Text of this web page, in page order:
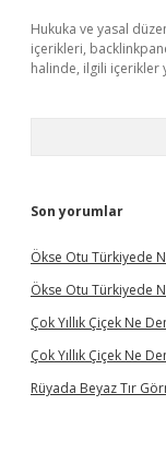
Hukuka ve yasal
içerikleri,
halinde, ilgili içerikler
Son yorumlar
Ökse Otu Türkiyede
Ökse Otu Türkiyede
Çok Yıllık Çiçek Ne
Çok Yıllık Çiçek Ne
Rüyada Beyaz Tır